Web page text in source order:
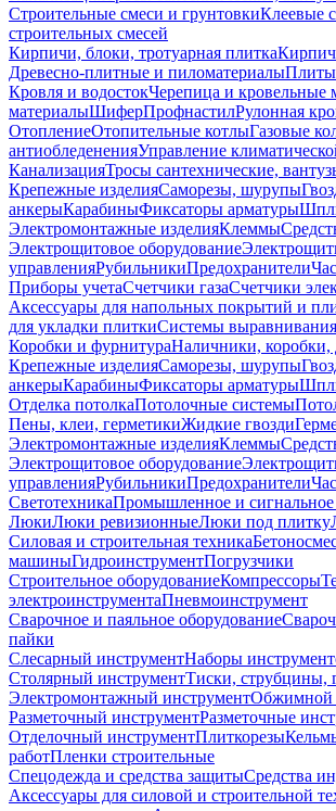
Строительные смеси и грунтовкиКлеевые
строительных смесей
Кирпичи, блоки, тротуарная плитка
Древесно-плитные и пиломатериалы
Кровля и водостокЧерепица и кровельные
материалыШиферПрофнастилРулонная
ОтоплениеОтопительные котлыГазовые
антиобледененияУправление
КанализацияТросы сантехнические,
Крепежные изделияСаморезы, шурупы
анкерыКарабиныФиксаторы арматуры
Электромонтажные изделияКлеммы
Электрощитовое оборудование
управленияРубильникиПредохранители
Приборы учетаСчетчики газаСчетчики
Аксессуары для напольных покрытий и
для укладки плиткиСистемы
Коробки и фурнитураНаличники, коробки,
Крепежные изделияСаморезы, шурупы
анкерыКарабиныФиксаторы арматуры
Отделка потолкаПотолочные системы
Пены, клеи, герметикиЖидкие гвозди
Электромонтажные изделияКлеммы
Электрощитовое оборудование
управленияРубильникиПредохранители
СветотехникаПромышленное и
ЛюкиЛюки ревизионныеЛюки под плитку
Силовая и строительная техника
машиныГидроинструментПогрузчики
Строительное оборудованиеКомпрессоры
электроинструментаПневмоинструмент
Сварочное и паяльное оборудование
пайки
Слесарный инструментНаборы
Столярный инструментТиски, струбцины,
Электромонтажный инструментОбжимной
Разметочный инструментРазметочные
Отделочный инструментПлиткорезы
работПленки строительные
Спецодежда и средства защитыСредства
Аксессуары для силовой и строительной